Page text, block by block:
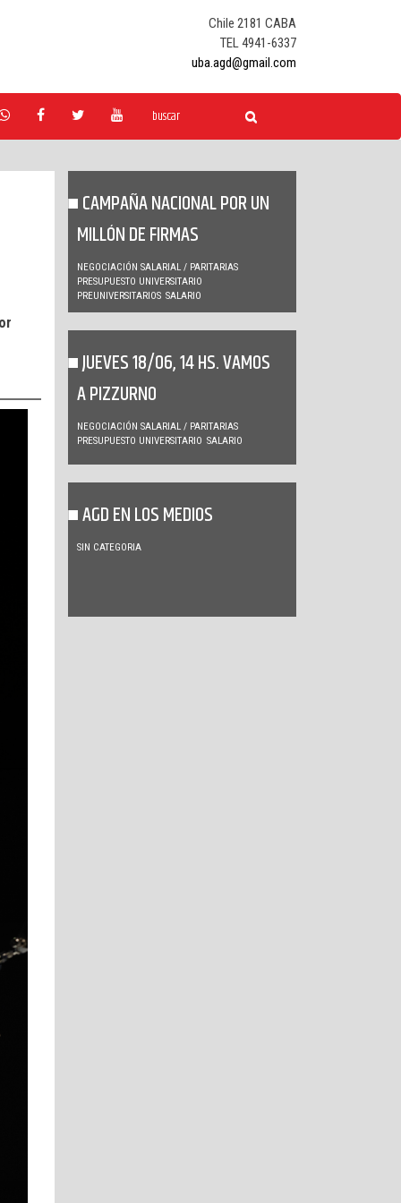
Chile 2181 CABA
TEL 4941-6337
uba.agd@gmail.com
CAMPAÑA NACIONAL POR UN
MILLÓN DE FIRMAS
NEGOCIACIÓN SALARIAL / PARITARIAS
PRESUPUESTO UNIVERSITARIO
PREUNIVERSITARIOS SALARIO
JUEVES 18/06, 14 HS. VAMOS
A PIZZURNO
NEGOCIACIÓN SALARIAL / PARITARIAS
PRESUPUESTO UNIVERSITARIO SALARIO
AGD EN LOS MEDIOS
SIN CATEGORIA